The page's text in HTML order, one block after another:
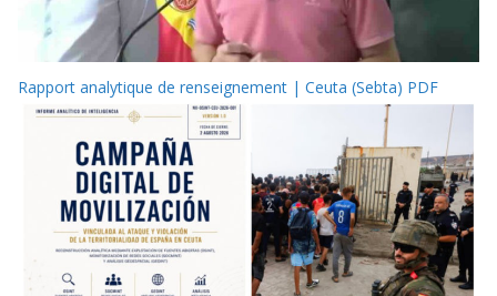
Rapport analytique de renseignement | Ceuta (Sebta) PDF